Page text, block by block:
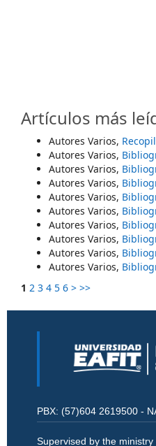
Artículos más
Autores Varios,
Autores Varios,
Autores Varios,
Autores Varios,
Autores Varios,
Autores Varios,
Autores Varios,
Autores Varios,
Autores Varios,
Autores Varios,
1 2 3 4 5 6 > >>
PBX: (57)604 2619500 -
Supervised by the ministry